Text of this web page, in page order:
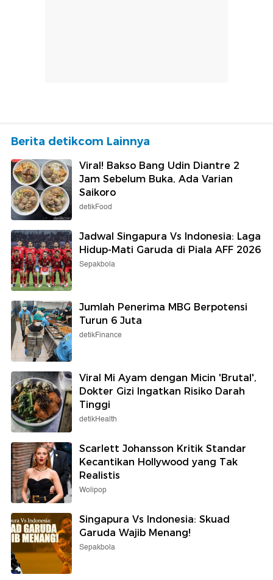
Berita detikcom Lainnya
Viral! Bakso Bang Udin Diantre 2
Jam Sebelum Buka, Ada Varian
Saikoro
detikFood
Jadwal Singapura Vs Indonesia: Laga
Hidup-Mati Garuda di Piala AFF 2026
Sepakbola
Jumlah Penerima MBG Berpotensi
Turun 6 Juta
detikFinance
Viral Mi Ayam dengan Micin 'Brutal',
Dokter Gizi Ingatkan Risiko Darah
Tinggi
detikHealth
Scarlett Johansson Kritik Standar
Kecantikan Hollywood yang Tak
Realistis
Wolipop
Singapura Vs Indonesia: Skuad
Garuda Wajib Menang!
Sepakbola